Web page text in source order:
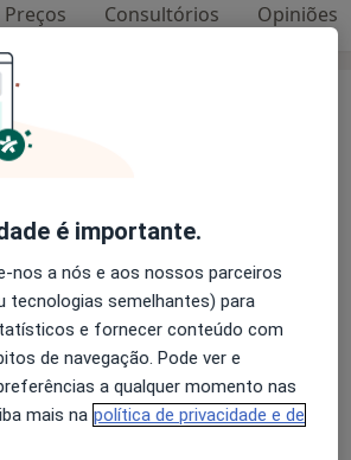
Preços Consultórios Opiniões
Pereira Alves!
uma enorme paixão pela área da
anos. Sou muito grata por ter a
e realizada profissionalmente.
pretendo realçar a beleza
estima dos meus pacientes,
a sua melhor versão e a
mais confiantes e felizes,
qualidade de vida e bem-estar!
Alterações Do Peso Corporal
é importante.
nos a nós e aos nossos parceiros
tecnologias semelhantes) para
e fornecer conteúdo com
de navegação. Pode ver e
a qualquer momento nas
mais na política de privacidade e de